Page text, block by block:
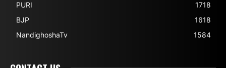
PURI
1718
BJP
1618
NandighoshaTv
1584